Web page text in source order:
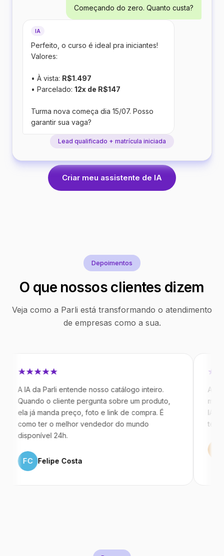
Começando do zero. Quanto custa?
IA
Perfeito, o curso é ideal pra iniciantes!
Valores:
• À vista: R$1.497
• Parcelado: 12x de R$147
Turma nova começa dia 15/07. Posso
garantir sua vaga?
Lead qualificado + matrícula iniciada
Criar meu assistente de IA
Depoimentos
O que nossos clientes dizem
Veja como a Parli está transformando o atendimento
de empresas como a sua.
da Parli entende nosso catálogo inteiro.
o cliente pergunta sobre um produto,
já manda preço, foto e link de compra. É
ter o melhor vendedor do mundo
24h.
Felipe Costa
Antes da
mandavam
IA atende
temos 40%